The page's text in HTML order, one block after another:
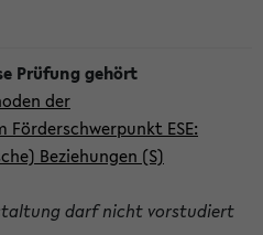
der
ESE:
Beziehungen (S)
darf nicht vorstudiert